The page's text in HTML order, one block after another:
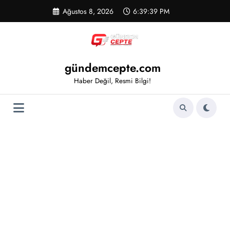
Ağustos 8, 2026 6:39:40 PM
gündemcepte.com
Haber Değil, Resmi Bilgi!